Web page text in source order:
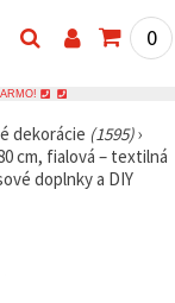
0
dekorácie (1595)›
cm, fialová – textilná
doplnky a DIY